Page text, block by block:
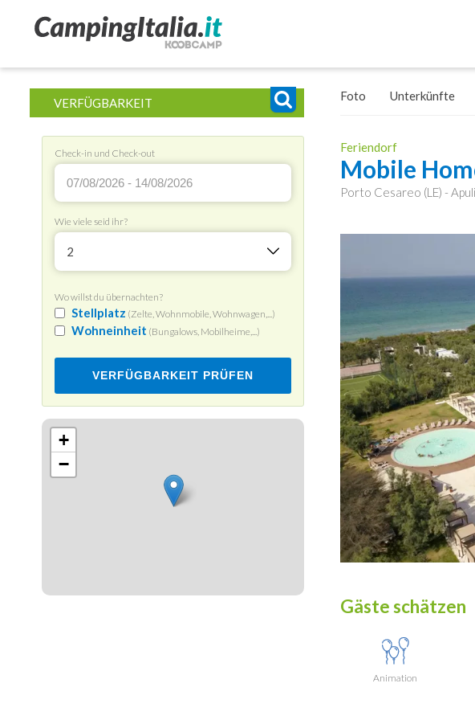
VERFÜGBARKEIT
Check-in und Check-out
Wie viele seid ihr?
2
Wo willst du übernachten?
Stellplatz (Zelte, Wohnmobile, Wohnwagen,...)
Wohneinheit (Bungalows, Mobilheime,...)
VERFÜGBARKEIT PRÜFEN
+
−
Foto Unterkünfte
Feriendorf
Mobile
Porto Cesareo (LE) -
Gäste schätzen
Animation